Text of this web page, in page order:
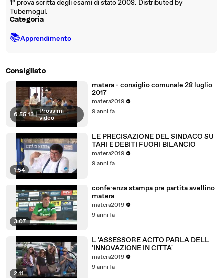
1° prova scritta degli esami di stato 2008. Distributed by
Tubemogul.
Categoria
📚Apprendimento
Consigliato
6:55:13 | Prossimi
video
matera - consiglio comunale 28 luglio
2017
matera2019
9 anni fa
1:54
LE PRECISAZIONE DEL SINDACO SU
TARI E DEBITI FUORI BILANCIO
matera2019
9 anni fa
3:07
conferenza stampa pre partita avellino
matera
matera2019
9 anni fa
2:11
L 'ASSESSORE ACITO PARLA DELL
'INNOVAZIONE IN CITTA'
matera2019
9 anni fa